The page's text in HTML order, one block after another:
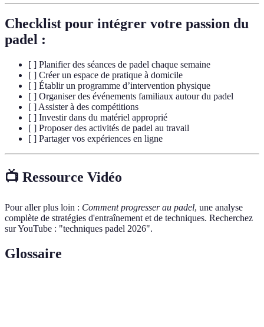
Checklist pour intégrer votre passion du
padel :
[ ] Planifier des séances de padel chaque semaine
[ ] Créer un espace de pratique à domicile
[ ] Établir un programme d’intervention physique
[ ] Organiser des événements familiaux autour du padel
[ ] Assister à des compétitions
[ ] Investir dans du matériel approprié
[ ] Proposer des activités de padel au travail
[ ] Partager vos expériences en ligne
📺 Ressource Vidéo
Pour aller plus loin : Comment progresser au padel, une analyse
complète de stratégies d'entraînement et de techniques. Recherchez
sur YouTube : "techniques padel 2026".
Glossaire